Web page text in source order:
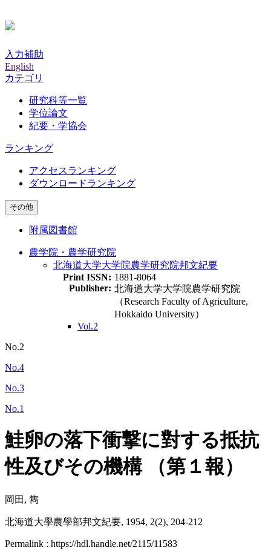
入力補助
English
カテゴリ
研究科等一覧
学位論文
紀要・学協会
ランキング
アクセスランキング
ダウンロードランキング
その他
附属図書館
農学院・農学研究院
北海道大学大学院農学研究院邦文紀要
Print ISSN: 1881-8064
Publisher: 北海道大学大学院農学研究院
（Research Faculty of Agriculture,
Hokkaido University）
Vol.2
No.2
No.4
No.3
No.1
鮭卵の落下衝撃に對する抵抗
性及びその機構 （第１報）
岡田, 雋
北海道大學農學部邦文紀要, 1954, 2(2), 204-212
Permalink : https://hdl.handle.net/2115/11583